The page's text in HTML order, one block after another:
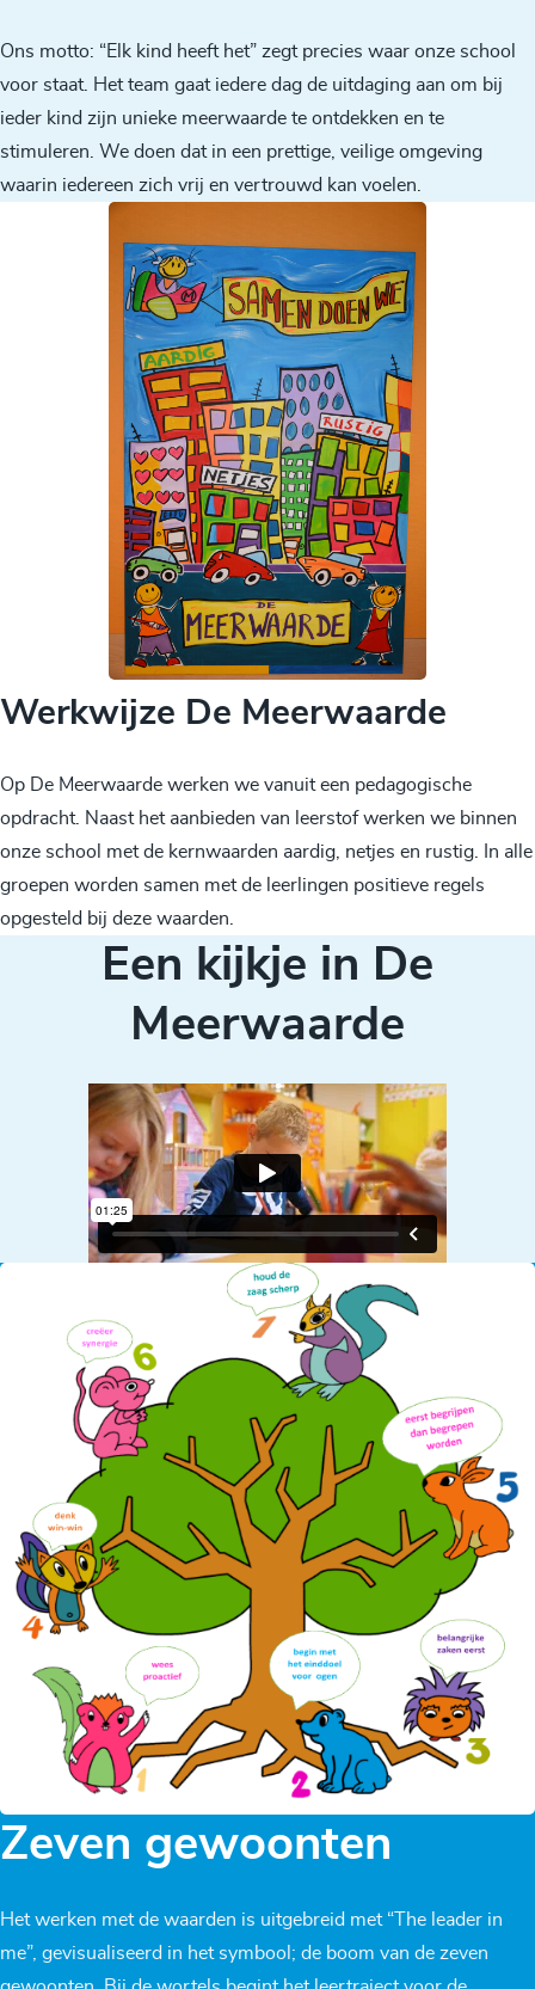
Ons motto: “Elk kind heeft het” zegt precies waar onze school
voor staat. Het team gaat iedere dag de uitdaging aan om bij
ieder kind zijn unieke meerwaarde te ontdekken en te
stimuleren. We doen dat in een prettige, veilige omgeving
waarin iedereen zich vrij en vertrouwd kan voelen.
Werkwijze De Meerwaarde
Op De Meerwaarde werken we vanuit een pedagogische
opdracht. Naast het aanbieden van leerstof werken we binnen
onze school met de kernwaarden aardig, netjes en rustig. In alle
groepen worden samen met de leerlingen positieve regels
opgesteld bij deze waarden.
Een kijkje in De
Meerwaarde
Zeven gewoonten
Het werken met de waarden is uitgebreid met “The leader in
me”, gevisualiseerd in het symbool; de boom van de zeven